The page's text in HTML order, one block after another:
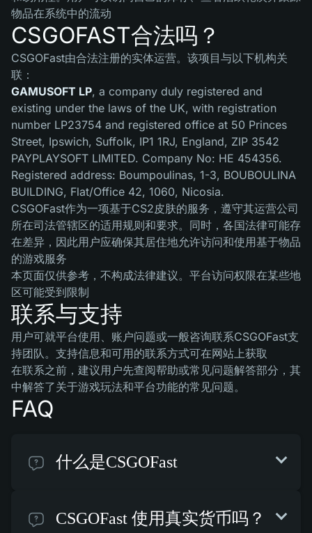
物品在系统中的流动
CSGOFAST合法吗？
CSGOFast由合法注册的实体运营。该项目与以下机构关
联：
GAMUSOFT LP, a company duly registered and
existing under the laws of the UK, with registration
number LP23754 and registered office at 50 Princes
Street, Ipswich, Suffolk, IP1 1RJ, England, ZIP 3542
PAYPLAYSOFT LIMITED. Company No: HE 454356.
Registered address: Boumpoulinas, 1-3, BOUBOULINA
BUILDING, Flat/Office 42, 1060, Nicosia.
CSGOFast作为一项基于CS2皮肤的服务，遵守其运营公司
所在司法管辖区的适用规则和要求。同时，各国法律可能存
在差异，因此用户应确保其居住地允许访问和使用基于物品
的游戏服务
本页面仅供参考，不构成法律建议。平台访问权限在某些地
区可能受到限制
联系与支持
用户可就平台使用、账户问题或一般咨询联系CSGOFast支
持团队。支持信息和可用的联系方式可在网站上获取
在联系之前，建议用户先查阅帮助或常见问题解答部分，其
中解答了关于游戏玩法和平台功能的常见问题。
FAQ
什么是CSGOFast
CSGOFast 使用真实货币吗？